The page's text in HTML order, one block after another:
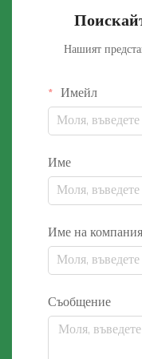
Нашият
Имейл
Име
Име на
Съобщение